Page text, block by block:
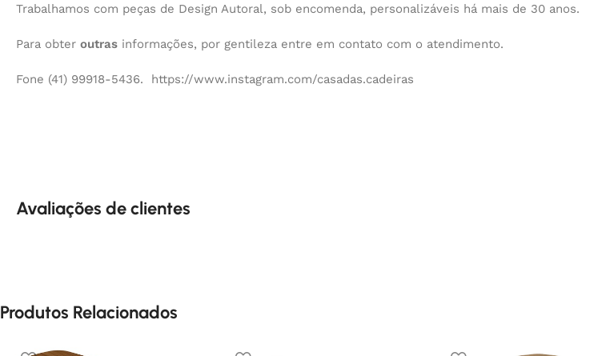
Trabalhamos com peças de Design Autoral, sob encomenda, personalizáveis há mais de 30 anos.
Para obter outras informações, por gentileza entre em contato com o atendimento.
Fone (41) 99918-5436. https://www.instagram.com/casadas.cadeiras
Avaliações de clientes
Produtos Relacionados